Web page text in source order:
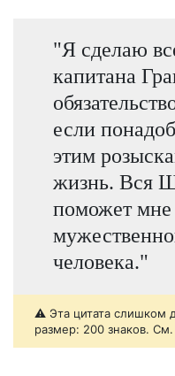
"Я сделаю
капитана
если
этим
жизнь. Вся
поможет мне
человека."
⚠️ Эта цитата слишком
размер: 200 знаков. См.